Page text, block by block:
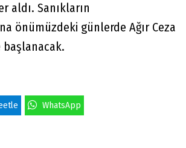
aldı. Sanıkların
önümüzdeki günlerde Ağır Ceza
başlanacak.
WhatsApp